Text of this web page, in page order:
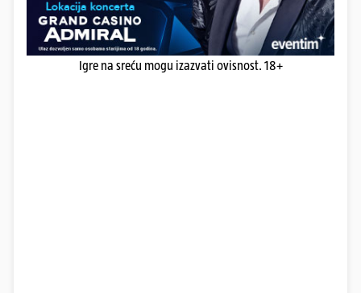
Igre na sreću mogu izazvati ovisnost. 18+